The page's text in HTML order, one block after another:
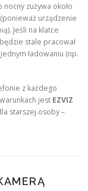
nocny zużywa około
urządzenie
Jeśli na klatce
stale pracował
ładowaniu (np.
z każdego
jest EZVIZ
starszej osoby –